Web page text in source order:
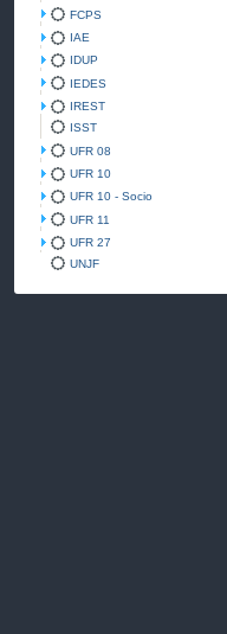
FCPS
IAE
IDUP
IEDES
IREST
ISST
UFR 08
UFR 10
UFR 10 - Socio
UFR 11
UFR 27
UNJF